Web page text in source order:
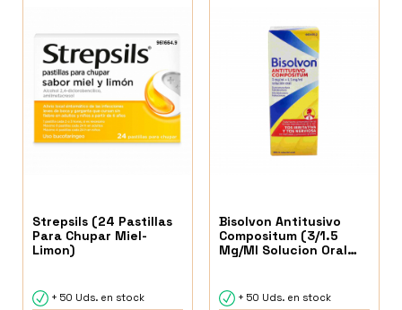
Strepsils (24 Pastillas
Para Chupar Miel-
Limon)
+ 50 Uds. en stock
Bisolvon Antitusivo
Compositum (3/1.5
Mg/Ml Solucion Oral
+ 50 Uds. en stock